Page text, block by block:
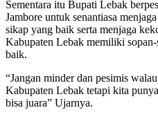
Sementara itu Bupati Lebak
Jambore untuk senantiasa
sikap yang baik serta menjaga
Kabupaten Lebak memiliki
baik.
“Jangan minder dan pesimis
Kabupaten Lebak tetapi kita
bisa juara” Ujarnya.